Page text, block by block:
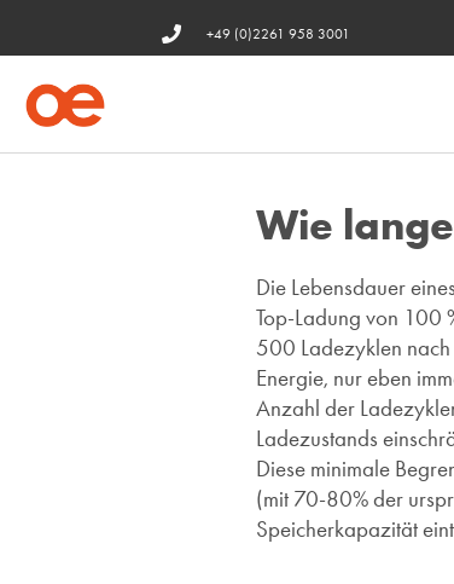
+49 (0)2261 958 3001
Wie
Die Lebensdauer
Top-Ladung von 100
500 Ladezyklen
Energie, nur eben
Anzahl der
Ladezustands
Diese minimale
(mit 70-80% der
Speicherkapazität